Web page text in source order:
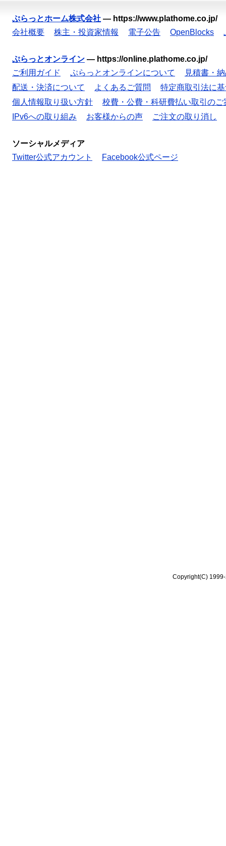
ぷらっとホーム株式会社 — https://www.plathome.co.jp/
会社概要
株主・投資家情報 電子公告 OpenBlocks
ぷらっとオンライン — https://online.plathome.co.jp/
ご利用ガイド
ぷらっとオンラインについて
見積書・
配送・決済について
よくあるご質問
特定商取引法に
個人情報取り扱い方針
校費・公費・科研費払い取引のご
IPv6への取り組み
お客様からの声 ご注文の取り消し
ソーシャルメディア
Twitter公式アカウント
Facebook公式ページ
Copyright(C)